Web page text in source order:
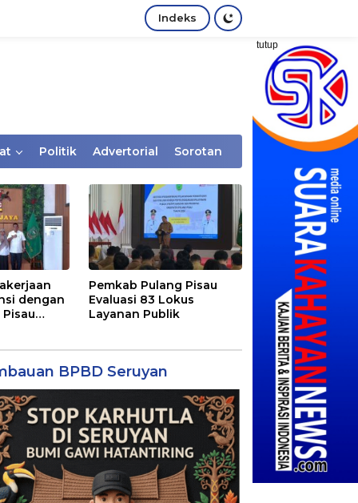
Indeks
tutup
Politik Advertorial Sorotan
dengan
Pemkab Pulang Pisau
Evaluasi 83 Lokus
Layanan Publik
BPBD Seruyan